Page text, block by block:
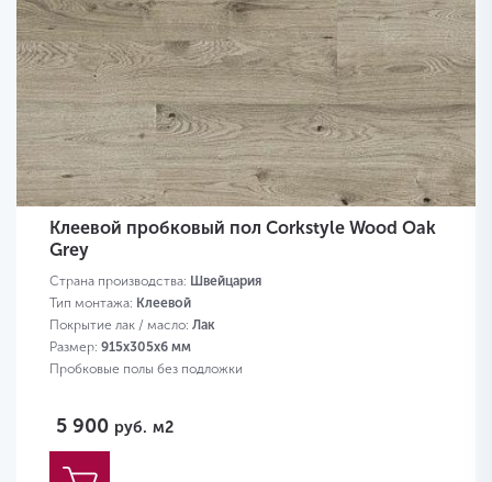
Клеевой пробковый пол Corkstyle Wood Oak
Grey
Страна производства: Швейцария
Тип монтажа: Клеевой
Покрытие лак / масло: Лак
Размер: 915х305х6 мм
Пробковые полы без подложки
5 900 руб. м2